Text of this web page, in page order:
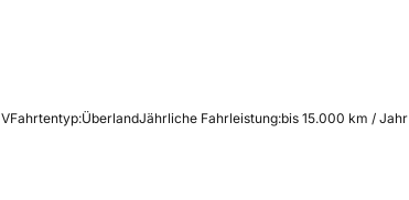
Fahrtentyp:ÜberlandJährliche Fahrleistung:bis 15.000 km / Jahr